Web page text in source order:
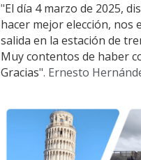
"El día 4 marzo de 2025,
hacer mejor elección, nos
salida en la estación de
Muy contentos de haber
Gracias". Ernesto